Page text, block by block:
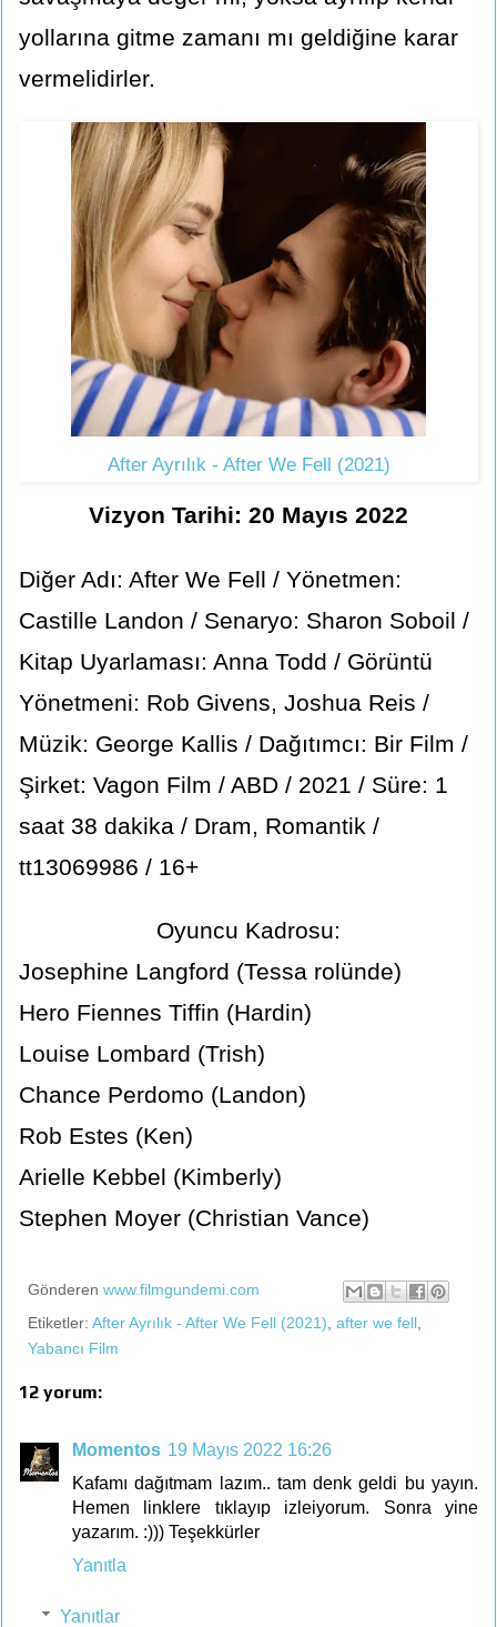
yollarına gitme zamanı mı geldiğine karar
vermelidirler.
After Ayrılık - After We Fell (2021)
Vizyon Tarihi: 20 Mayıs 2022
Diğer Adı: After We Fell / Yönetmen:
Castille Landon / Senaryo: Sharon Soboil /
Kitap Uyarlaması: Anna Todd / Görüntü
Yönetmeni: Rob Givens, Joshua Reis /
Müzik: George Kallis / Dağıtımcı: Bir Film /
Şirket: Vagon Film / ABD / 2021 / Süre: 1
saat 38 dakika / Dram, Romantik /
tt13069986 / 16+
Oyuncu Kadrosu:
Josephine Langford (Tessa rolünde)
Hero Fiennes Tiffin (Hardin)
Louise Lombard (Trish)
Chance Perdomo (Landon)
Rob Estes (Ken)
Arielle Kebbel (Kimberly)
Stephen Moyer (Christian Vance)
Gönderen www.filmgundemi.com
Etiketler: After Ayrılık - After We Fell (2021) after we fell
Yabancı Film
12 yorum:
Momentos 19 Mayıs 2022 16:26
Kafamı dağıtmam lazım.. tam denk geldi bu yayın.
Hemen linklere tıklayıp izleiyorum. Sonra yine
yazarım. :))) Teşekkürler
Yanıtla
Yanıtlar